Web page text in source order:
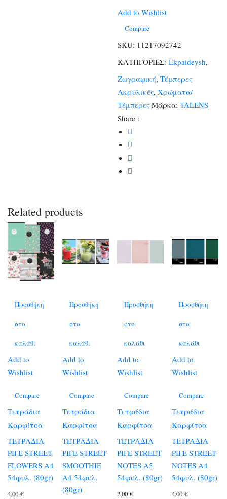
120ml
NICKEL
ποσότητα
Add to Wishlist
Compare
SKU: 11217092742
ΚΑΤΗΓΟΡΙΕΣ: Ekpaideysh,
Ζωγραφική,Τέμπερες
Ακρυλικές,Χρώματα/
Τέμπερες Μάρκα:TALENS
Share :
Related products
Προσθήκη
στο
καλάθι
Add to
Wishlist
Compare
Τετράδια
Καρφίτσα
ΤΕΤΡΑΔΙΑ
ΡΙΓΕ STREET
FLOWERS A4
54φυλ. (80gr)
4,00 €
Προσθήκη
στο
καλάθι
Add to
Wishlist
Compare
Τετράδια
Καρφίτσα
ΤΕΤΡΑΔΙΑ
ΡΙΓΕ STREET
SMOOTHIE
A4 54φυλ.
(80gr)
Προσθήκη
στο
καλάθι
Add to
Wishlist
Compare
Τετράδια
Καρφίτσα
ΤΕΤΡΑΔΙΑ
ΡΙΓΕ STREET
NOTES A5
54φυλ. (80gr)
2,00€
Προσθήκη
στο
καλάθι
Add to
Wishlist
Compare
Τετράδια
Καρφίτσα
ΤΕΤΡΑΔΙΑ
ΡΙΓΕ STREET
NOTES A4
54φυλ. (80gr)
4,00€